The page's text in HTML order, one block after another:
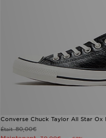
Converse Chuck Taylor All Star Ox
Était80,00€